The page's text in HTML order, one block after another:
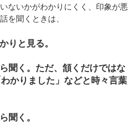
ないかがわかりにくく、印象が悪
を聞くときは、
りと見る。
聞く。ただ、頷くだけではな
かりました」などと時々言葉
聞く。